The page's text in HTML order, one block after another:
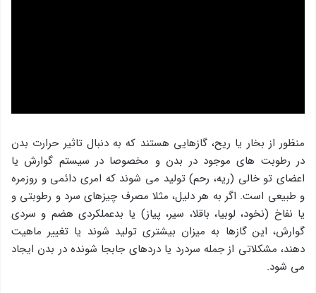
منظور از بخار یا ریح، گازهایی هستند که به دنبال تاثیر حرارت بدن
در رطوبت های موجود در بدن و مخصوصا در سیستم گوارش یا
اعضای تو خالی (ریه، رحم) تولید می شوند که امری دائمی و روزمره
و طبیعی است. اگر به هر دلیل، مثلا مصرف چیزهای سرد و رطوبتی و
یا نفاخ (نخود، لوبیا، باقلا، سیر، پیاز) یا بدعملکردی هضم و سردی
گوارش، این گازها به میزان بیشتری تولید شوند یا تغییر ماهیت
دهند، مشکلاتی از جمله سردرد یا دردهای جابجا شونده در بدن ایجاد
می شود.